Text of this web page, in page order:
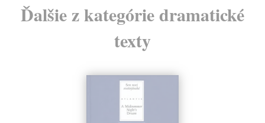
Ďalšie z kategórie dramatické
texty